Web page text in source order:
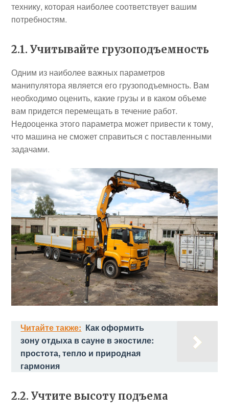
технику, которая наиболее соответствует вашим
потребностям.
2.1. Учитывайте грузоподъемность
Одним из наиболее важных параметров
манипулятора является его грузоподъемность. Вам
необходимо оценить, какие грузы и в каком объеме
вам придется перемещать в течение работ.
Недооценка этого параметра может привести к тому,
что машина не сможет справиться с поставленными
задачами.
Читайте также: Как оформить
зону отдыха в сауне в экостиле:
простота, тепло и природная
гармония
2.2. Учтите высоту подъема